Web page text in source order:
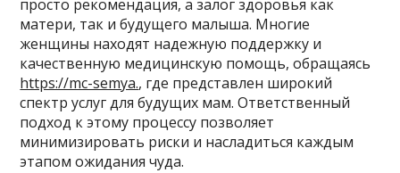
просто рекомендация, а залог здоровья как
матери, так и будущего малыша. Многие
женщины находят надежную поддержку и
качественную медицинскую помощь, обращаясь
https://mc-semya., где представлен широкий
спектр услуг для будущих мам. Ответственный
подход к этому процессу позволяет
минимизировать риски и насладиться каждым
этапом ожидания чуда.